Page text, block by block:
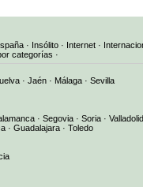
· Insólito · Internet ·
categorías ·
· Jaén · Málaga · Sevilla
· Segovia · Soria · Valladolid
· Guadalajara · Toledo